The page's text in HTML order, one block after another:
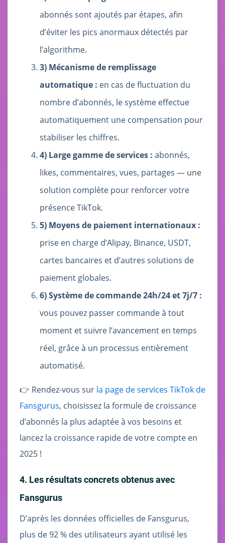
abonnés sont ajoutés par étapes, afin
d’éviter les pics anormaux détectés par
l’algorithme.
3) Mécanisme de remplissage
automatique : en cas de fluctuation du
nombre d’abonnés, le système effectue
automatiquement une compensation pour
stabiliser les chiffres.
4) Large gamme de services : abonnés,
likes, commentaires, vues, partages — une
solution complète pour renforcer votre
présence TikTok.
5) Moyens de paiement internationaux :
prise en charge d’Alipay, Binance, USDT,
cartes bancaires et d’autres solutions de
paiement globales.
6) Système de commande 24h/24 et 7j/7 :
vous pouvez passer commande à tout
moment et suivre l’avancement en temps
réel, grâce à un processus entièrement
automatisé.
👉 Rendez-vous sur la page de services TikTok de
Fansgurus, choisissez la formule de croissance
d’abonnés la plus adaptée à vos besoins et
lancez la croissance rapide de votre compte en
2025 !
4. Les résultats concrets obtenus avec
Fansgurus
D’après les données officielles de Fansgurus,
plus de 92 % des utilisateurs ayant utilisé les